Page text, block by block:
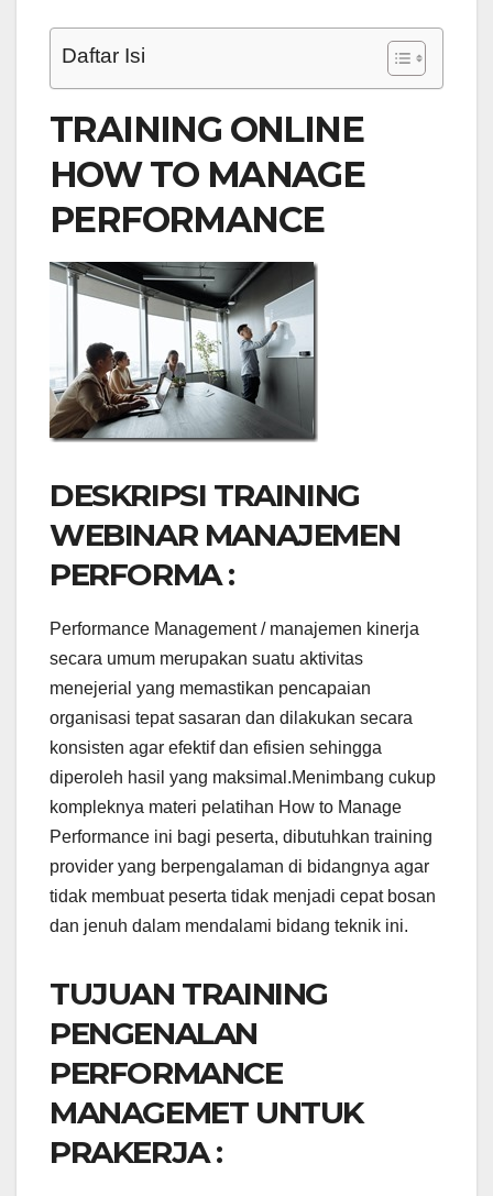
Daftar Isi
TRAINING ONLINE
HOW TO MANAGE
PERFORMANCE
DESKRIPSI TRAINING
WEBINAR MANAJEMEN
PERFORMA :
Performance Management / manajemen kinerja
secara umum merupakan suatu aktivitas
menejerial yang memastikan pencapaian
organisasi tepat sasaran dan dilakukan secara
konsisten agar efektif dan efisien sehingga
diperoleh hasil yang maksimal.Menimbang cukup
kompleknya materi pelatihan How to Manage
Performance ini bagi peserta, dibutuhkan training
provider yang berpengalaman di bidangnya agar
tidak membuat peserta tidak menjadi cepat bosan
dan jenuh dalam mendalami bidang teknik ini.
TUJUAN TRAINING
PENGENALAN
PERFORMANCE
MANAGEMET UNTUK
PRAKERJA :